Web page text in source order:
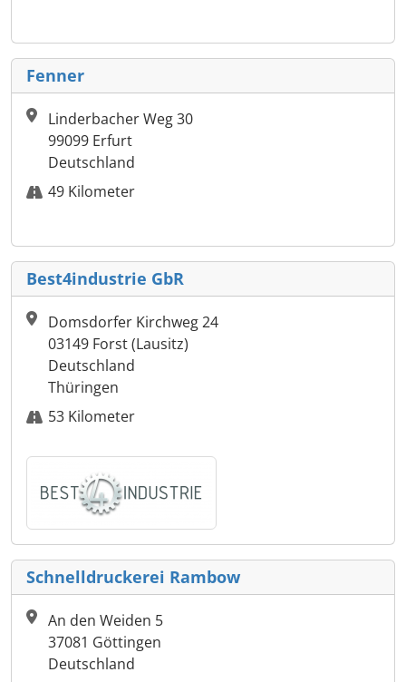
Fenner
Linderbacher Weg 30
99099 Erfurt
Deutschland
49 Kilometer
Best4industrie GbR
Domsdorfer Kirchweg 24
03149 Forst (Lausitz)
Deutschland
Thüringen
53 Kilometer
Schnelldruckerei Rambow
An den Weiden 5
37081 Göttingen
Deutschland